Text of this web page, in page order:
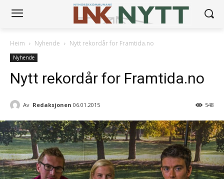
Heim Nyhende Nytt rekordår for Framtida.no
Nyhende
Nytt rekordår for Framtida.no
Av Redaksjonen 06.01.2015 548